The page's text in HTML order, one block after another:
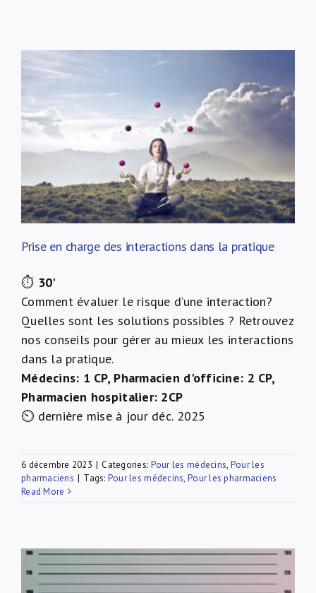
Prise en charge des interactions dans la pratique
⏱ 30'
Comment évaluer le risque d’une interaction?
Quelles sont les solutions possibles ? Retrouvez
nos conseils pour gérer au mieux les interactions
dans la pratique.
Médecins: 1 CP, Pharmacien d'officine: 2 CP,
Pharmacien hospitalier: 2CP
⏲ dernière mise à jour déc. 2025
6 décembre 2023 | Categories: Pour les médecins, Pour les
pharmaciens | Tags: Pour les médecins,Pour les pharmaciens
Read More